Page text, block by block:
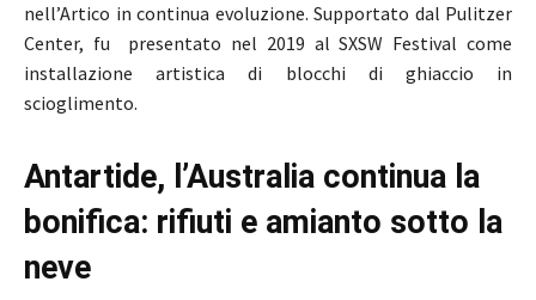
nell’Artico in continua evoluzione. Supportato dal Pulitzer
Center, fu presentato nel 2019 al SXSW Festival come
installazione artistica di blocchi di ghiaccio in
scioglimento.
Antartide, l’Australia continua la
bonifica: rifiuti e amianto sotto la
neve